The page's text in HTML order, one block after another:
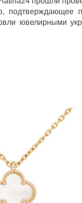
подтверждающее
ювелирными